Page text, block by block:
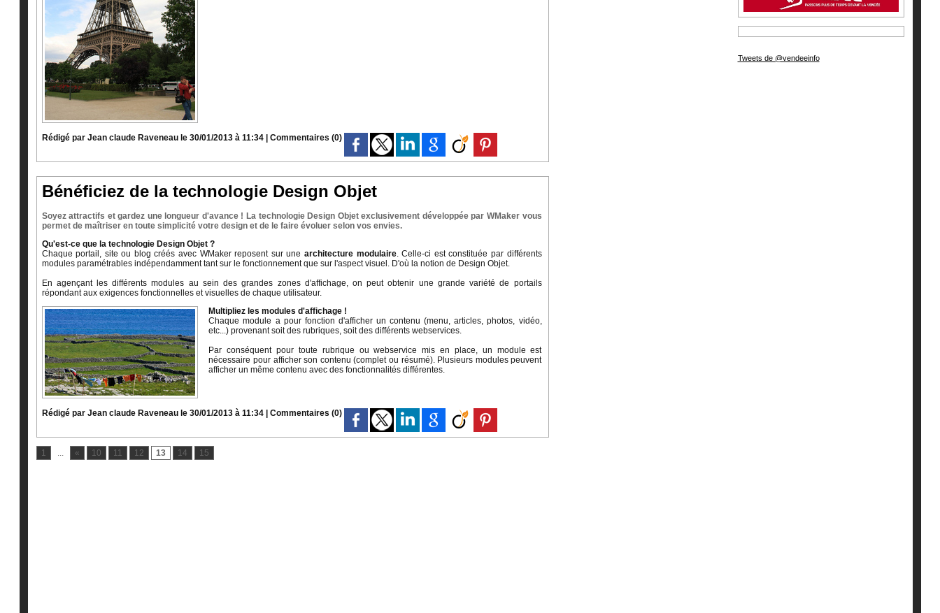
Rédigé par Jean claude Raveneau le 30/01/2013 à 11:34 Commentaires (0)
Bénéficiez de la technologie Design Objet
Soyez attractifs et gardez une longueur d'avance ! La technologie Design Objet exclusivement développée par WMaker vous
permet de maîtriser en toute simplicité votre design et de le faire évoluer selon vos envies.
Qu'est-ce que la technologie Design Objet ?
Chaque portail, site ou blog créés avec WMaker reposent sur une architecture modulaire. Celle-ci est constituée par différents
modules paramétrables indépendamment tant sur le fonctionnement que sur l'aspect visuel. D'où la notion de Design Objet.
En agençant les différents modules au sein des grandes zones d'affichage, on peut obtenir une grande variété de portails
répondant aux exigences fonctionnelles et visuelles de chaque utilisateur.
Multipliez les modules d'affichage !
Chaque module a pour fonction d'afficher un contenu (menu, articles, photos, vidéo,
etc...) provenant soit des rubriques, soit des différents webservices.
Par conséquent pour toute rubrique ou webservice mis en place, un module est
nécessaire pour afficher son contenu (complet ou résumé). Plusieurs modules peuvent
afficher un même contenu avec des fonctionnalités différentes.
Rédigé par Jean claude Raveneau le 30/01/2013 à 11:34 Commentaires (0)
1 ... « 10 11 12 13 14 15
Tweets de @vendeeinfo